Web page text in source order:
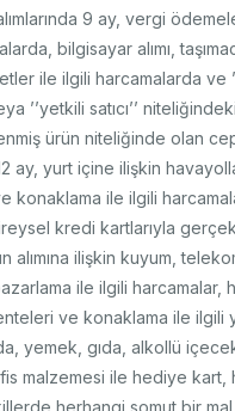
9 ay, vergi
bilgisayar alımı,
ile ilgili harcamalarda ve
’’yetkili satıcı’’
ürün niteliğinde olan
ay, yurt içine ilişkin
konaklama ile ilgili
kredi kartlarıyla
alımına ilişkin kuyum,
ile ilgili harcamalar,
ve konaklama ile ilgili
yemek, gıda, alkollü
malzemesi ile hediye